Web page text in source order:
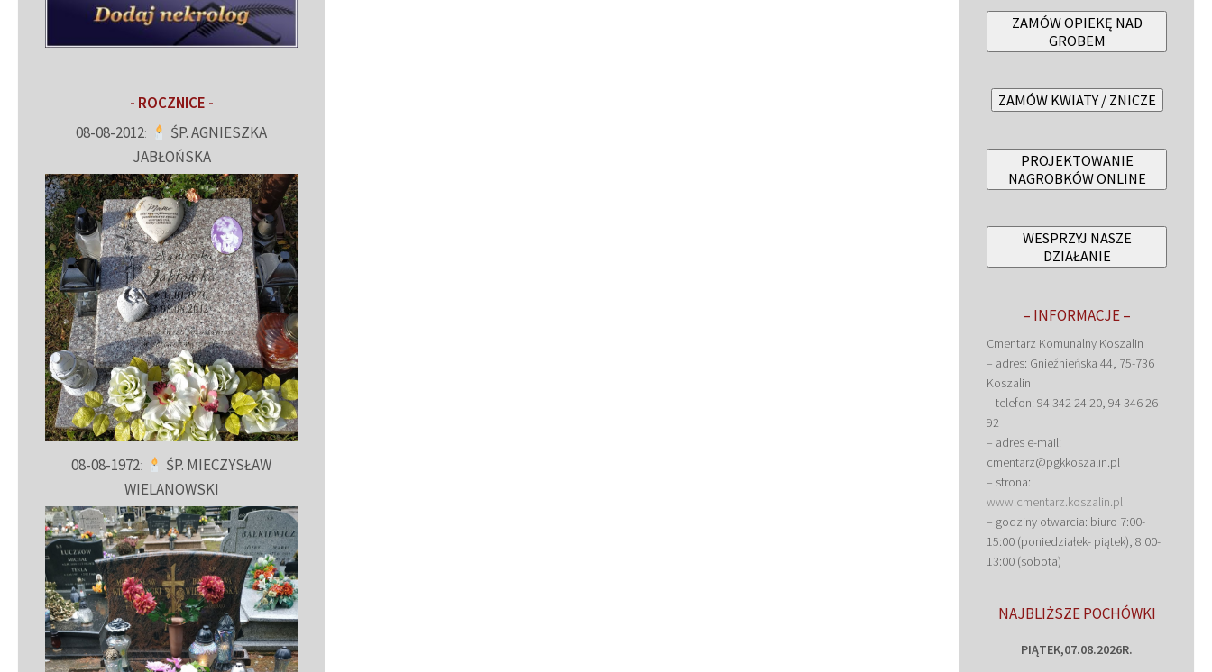
- ROCZNICE -
08-08-2012:
ŚP. AGNIESZKA
JABŁOŃSKA
08-08-1972:
ŚP. MIECZYSŁAW
WIELANOWSKI
ZAMÓW OPIEKĘ NAD
GROBEM
ZAMÓW KWIATY / ZNICZE
PROJEKTOWANIE
NAGROBKÓW ONLINE
WESPRZYJ NASZE
DZIAŁANIE
– INFORMACJE –
Cmentarz Komunalny Koszalin
– adres: Gnieźnieńska 44, 75-736
Koszalin
– telefon: 94 342 24 20, 94 346 26
92
– adres e-mail:
cmentarz@pgkkoszalin.pl
– strona:
www.cmentarz.koszalin.pl
– godziny otwarcia: biuro 7:00-
15:00 (poniedziałek- piątek), 8:00-
13:00 (sobota)
NAJBLIŻSZE POCHÓWKI
PIĄTEK,07.08.2026R.